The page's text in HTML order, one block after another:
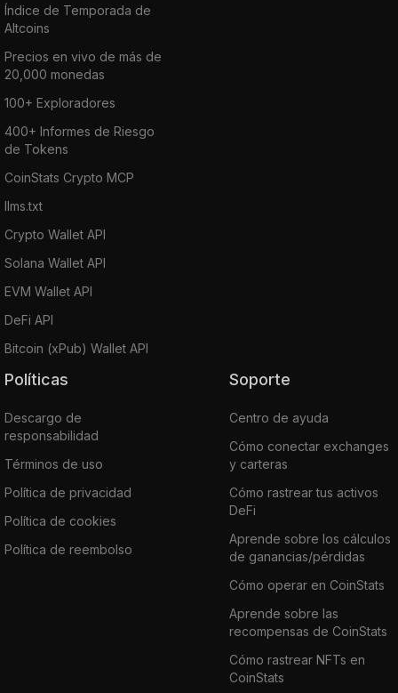
Índice de Temporada de
Altcoins
Precios en vivo de más de
20,000 monedas
100+ Exploradores
400+ Informes de Riesgo
de Tokens
CoinStats Crypto MCP
llms.txt
Crypto Wallet API
Solana Wallet API
EVM Wallet API
DeFi API
Bitcoin (xPub) Wallet API
Políticas
Descargo de
responsabilidad
Términos de uso
Política de privacidad
Política de cookies
Política de reembolso
Soporte
Centro de ayuda
Cómo conectar exchanges
y carteras
Cómo rastrear tus activos
DeFi
Aprende sobre los cálculos
de ganancias/pérdidas
Cómo operar en CoinStats
Aprende sobre las
recompensas de CoinStats
Cómo rastrear NFTs en
CoinStats